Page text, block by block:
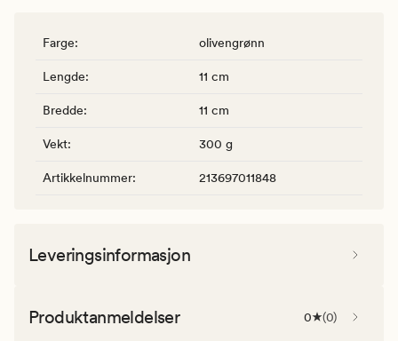
Farge: olivengrønn
Lengde: 11 cm
Bredde: 11 cm
Vekt: 300 g
Artikkelnummer: 213697011848
Leveringsinformasjon
Produktanmeldelser 0 (0)